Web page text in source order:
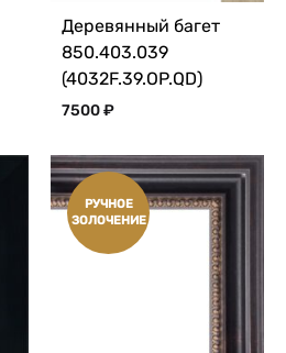
Деревянный багет
850.403.039
(4032F.39.OP.QD)
7500₽
РУЧНОЕ
ЗОЛОЧЕНИЕ